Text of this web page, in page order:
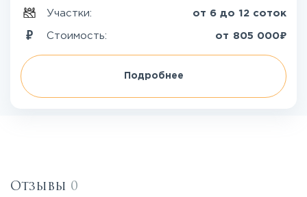
Участки: от 6 до 12 соток
Стоимость: от 805 000₽
Подробнее
Отзывы 0